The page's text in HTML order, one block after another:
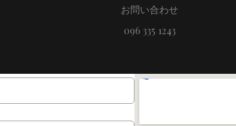
お問い合わせ
096 335 1243